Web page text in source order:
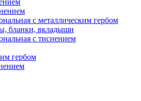
с металлическим гербом
бланки, вкладыши
с тиснением
гербом